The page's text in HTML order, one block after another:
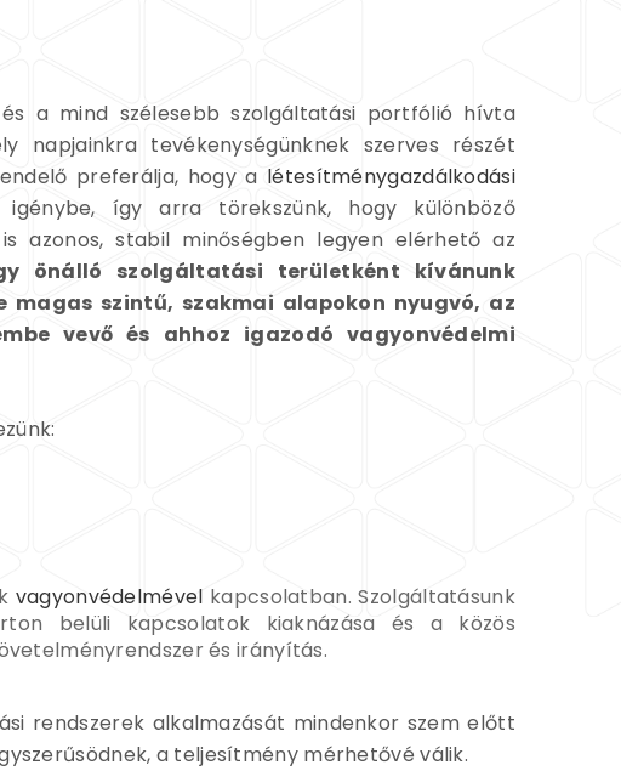
a mind szélesebb szolgáltatási portfólió hívta
napjainkra tevékenységünknek szerves részét
preferálja, hogy a létesítménygazdálkodási
igénybe, így arra törekszünk, hogy különböző
azonos, stabil minőségben legyen elérhető az
önálló szolgáltatási területként kívánunk
magas szintű, szakmai alapokon nyugvó, az
vevő és ahhoz igazodó vagyonvédelmi
vagyonvédelmével kapcsolatban. Szolgáltatásunk
belüli kapcsolatok kiaknázása és a közös
és irányítás.
rendszerek alkalmazását mindenkor szem előtt
a teljesítmény mérhetővé válik.